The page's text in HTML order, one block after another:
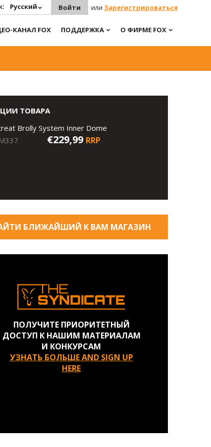
Русский Войти или Зарегистрироваться
КАНАЛ FOX ПОДДЕРЖКА О ФИРМЕ FOX
ТОВАРА
Brolly System Inner Dome
€229,99 RRP
БЛИЖАЙШИЙ К ВАМ МАГАЗИН
ПОЛУЧИТЕ ПРИОРИТЕТНЫЙ
ДОСТУП К НАШИМ МАТЕРИАЛАМ
И КОНКУРСАМ
УЗНАТЬ БОЛЬШЕ AND SIGN UP
HERE